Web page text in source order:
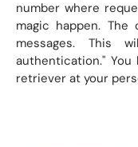
number where
magic happen.
messages. This
authentication."
retriever at your